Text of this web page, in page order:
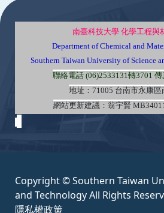
南臺科技大學 化學工程與
Department of Chemical and
Southern Taiwan University of Science
聯絡電話 (06)2533131轉3701 傳
地址：71005 台南市永康區
網站更新建議：翁宇賢
Copyright © Southern Taiwan
and Technology All Rights
隱私權政策